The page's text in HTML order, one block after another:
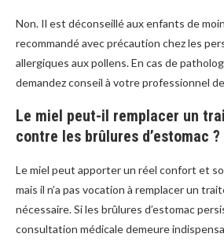
Non. Il est déconseillé aux enfants de
recommandé avec précaution chez les
allergiques aux pollens. En cas de
demandez conseil à votre professionnel
Le miel peut-il remplacer un
contre les brûlures d’estomac ?
Le miel peut apporter un réel confort et
mais il n’a pas vocation à remplacer un
nécessaire. Si les brûlures d’estomac
consultation médicale demeure